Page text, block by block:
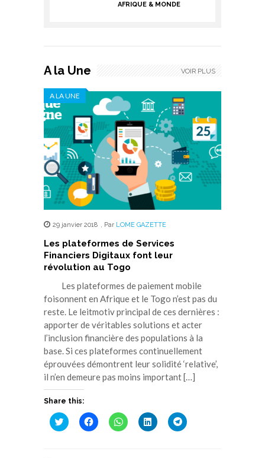
AFRIQUE & MONDE
A la Une
A LA UNE
29 janvier 2018 , Par LOME GAZETTE
Les plateformes de Services
Financiers Digitaux font leur
révolution au Togo
Les plateformes de paiement mobile
foisonnent en Afrique et le Togo n’est pas du
reste. Le leitmotiv principal de ces dernières :
apporter de véritables solutions et acter
l’inclusion financière des populations à la
base. Si ces plateformes continuellement
éprouvées démontrent leur solidité ‘relative’,
il n’en demeure pas moins important […]
Share this:
Cliquez
pour
Cliquez
pour
Cliquez
pour
Cliquez
pour
Cliquez
pour
VOIR PLUS